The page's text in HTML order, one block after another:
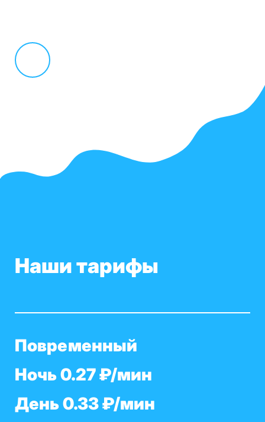
Наши тарифы
Повременный
Ночь 0.27 ₽/мин
День 0.33 ₽/мин